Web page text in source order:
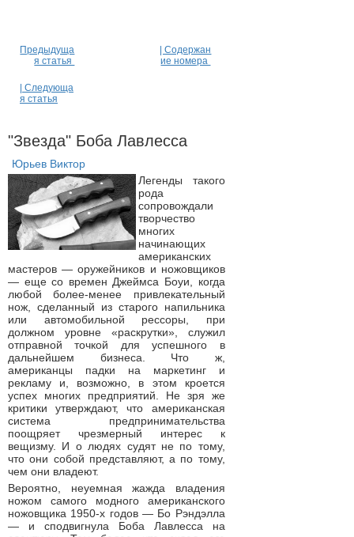
Предыдуща
я статья
| Содержан
ие номера
| Следующа
я статья
"Звезда" Боба Лавлесса
Юрьев Виктор
Легенды такого
рода
сопровождали
творчество
многих
начинающих
американских
мастеров — оружейников и ножовщиков
— еще со времен Джеймса Боуи, когда
любой более-менее привлекательный
нож, сделанный из старого напильника
или автомобильной рессоры, при
должном уровне «раскрутки», служил
отправной точкой для успешного в
дальнейшем бизнеса. Что ж,
американцы падки на маркетинг и
рекламу и, возможно, в этом кроется
успех многих предприятий. Не зря же
критики утверждают, что американская
система предпринимательства
поощряет чрезмерный интерес к
вещизму. И о людях судят не по тому,
что они собой представляют, а по тому,
чем они владеют.
Вероятно, неуемная жажда владения
ножом самого модного американского
ножовщика 1950-х годов — Бо Рэндэлла
— и сподвигнула Боба Лавлесса на